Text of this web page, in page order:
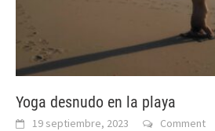
Yoga desnudo en la playa
19 septiembre, 2023 Comment